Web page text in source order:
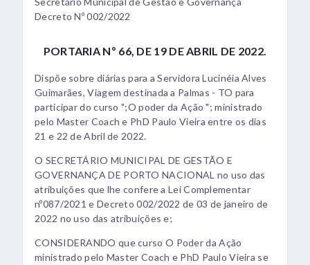
Decreto Nº 002/2022
PORTARIA Nº 66, DE 19 DE ABRIL DE 2022.
Dispõe sobre diárias para a Servidora Lucinéia Alves
Guimarães, Viagem destinada a Palmas - TO para
participar do curso ";O poder da Ação "; ministrado
pelo Master Coach e PhD Paulo Vieira entre os dias
21 e 22 de Abril de 2022.
O SECRETÁRIO MUNICIPAL DE GESTÃO E
GOVERNANÇA DE PORTO NACIONAL no uso das
atribuições que lhe confere a Lei Complementar
nº087/2021 e Decreto 002/2022 de 03 de janeiro de
2022 no uso das atribuições e;
CONSIDERANDO que curso O Poder da Ação
ministrado pelo Master Coach e PhD Paulo Vieira se